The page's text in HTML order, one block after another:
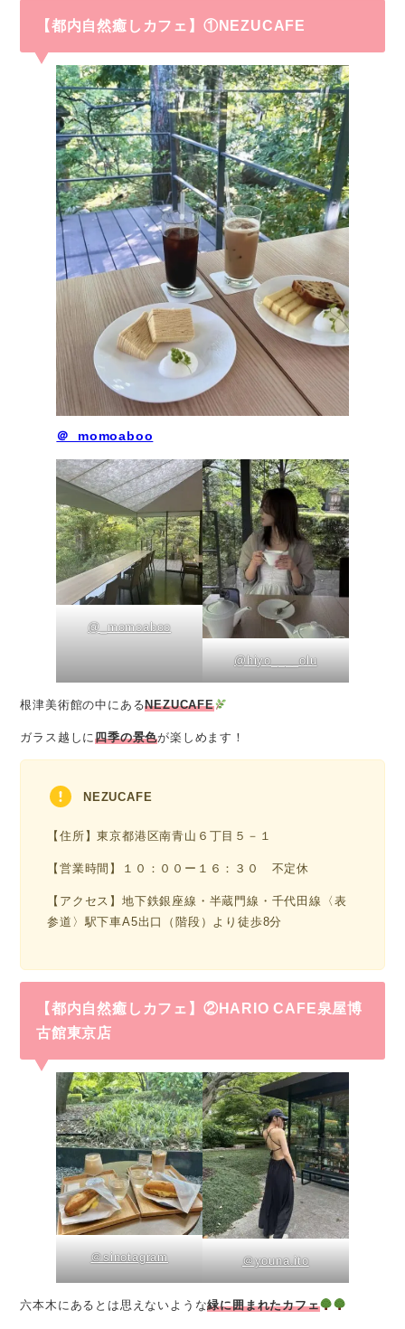
【都内自然癒しカフェ】①NEZUCAFE
＠_momoaboo
@_momoaboo
@hiyo____olu
根津美術館の中にあるNEZUCAFE
ガラス越しに四季の景色が楽しめます！
NEZUCAFE
【住所】東京都港区南青山６丁目５－１
【営業時間】１０：００ー１６：３０ 不定休
【アクセス】地下鉄銀座線・半蔵門線・千代田線〈表
参道〉駅下車A5出口（階段）より徒歩8分
【都内自然癒しカフェ】②HARIO CAFE泉屋博
古館東京店
＠sinotagram ＠youna.ito
六本木にあるとは思えないような緑に囲まれたカフェ